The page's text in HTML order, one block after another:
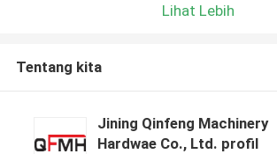
Lihat Lebih
Tentang kita
Jining Qinfeng Machinery
Hardwae Co., Ltd. profil